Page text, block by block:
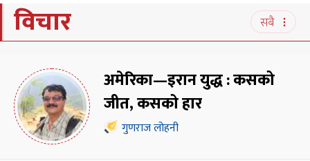
विचार सबै
अमेरिका—इरान युद्ध : कसको
जीत, कसको हार
गुणराज लोहनी